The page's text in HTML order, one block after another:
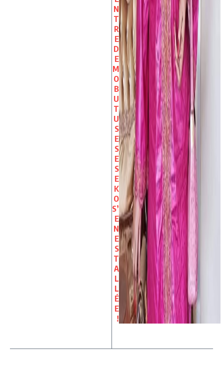
N
T
R
E
D
E
M
O
B
U
T
U
S
E
S
E
S
E
K
O
S’
E
N
E
S
T
A
L
L
É
E
!